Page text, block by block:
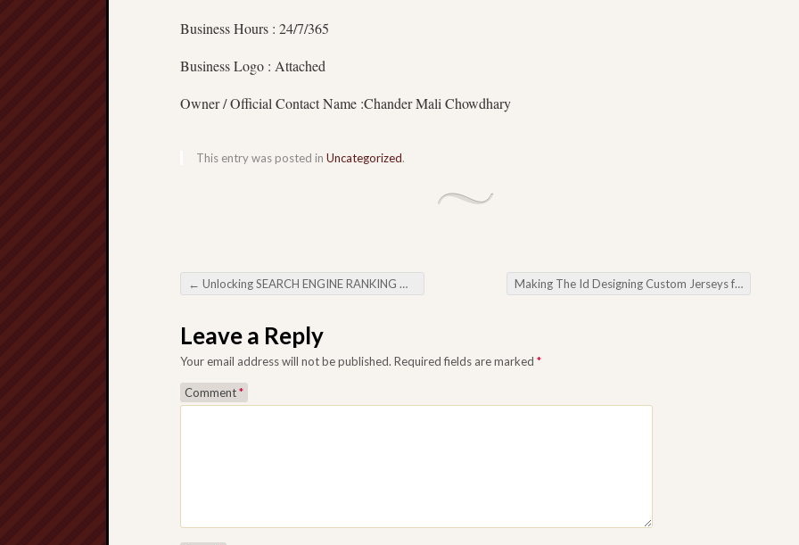
Business Hours : 24/7/365
Business Logo : Attached
Owner / Official Contact Name :Chander Mali Chowdhary
This entry was posted in Uncategorized.
Post navigation
← Unlocking SEARCH ENGINE RANKING OPTIMIZATION Future: Some Rich Get to PBN Services for the purpose of Blog Progression Making The Id Designing Custom Jerseys for each and every Staff
Leave a Reply
Your email address will not be published. Required fields are marked *
Comment*